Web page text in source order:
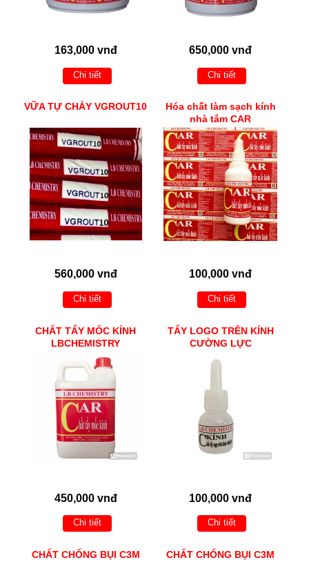
163,000 vnđ
Chi tiết
650,000 vnđ
Chi tiết
VỮA TỰ CHẢY VGROUT10
560,000 vnđ
Chi tiết
Hóa chất làm sạch kính
nhà tắm CAR
100,000 vnđ
Chi tiết
CHẤT TẨY MỐC KÍNH
LBCHEMISTRY
450,000 vnđ
Chi tiết
TẨY LOGO TRÊN KÍNH
CƯỜNG LỰC
100,000 vnđ
Chi tiết
CHẤT CHỐNG BỤI C3M CHẤT CHỐNG BỤI C3M